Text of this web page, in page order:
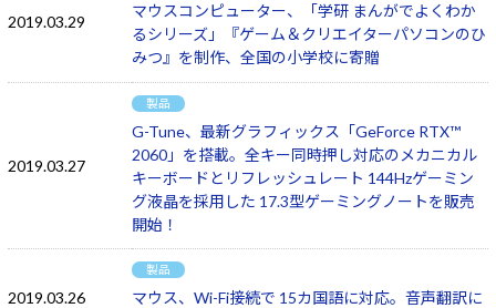
2019.03.29
マウスコンピューター、「学研 まんがでよくわか
るシリーズ」『ゲーム＆クリエイターパソコンのひ
みつ』を制作、全国の小学校に寄贈
2019.03.27
製品
G-Tune、最新グラフィックス「GeForce RTX™
2060」を搭載。全キー同時押し対応のメカニカル
キーボードとリフレッシュレート 144Hzゲーミン
グ液晶を採用した 17.3型ゲーミングノートを販売
開始！
2019.03.26
製品
マウス、Wi-Fi接続で 15カ国語に対応。音声翻訳に